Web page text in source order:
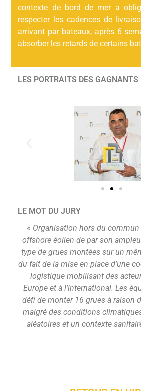
LES PORTRAITS DES GAGNANTS
LE MOT DU JURY
« Organisation hors du
offshore éolien de par son
type de grues montées sur un
du fait de la mise en place d’une
logistique mobilisant des
Europe et à l’international. Les
défi de monter 16 grues à raison
malgré des conditions
aléatoires et un contexte
contexte de bord de mer a
respecter les cadences de
arrivant par bateaux, après 6
absorber les retards de certains